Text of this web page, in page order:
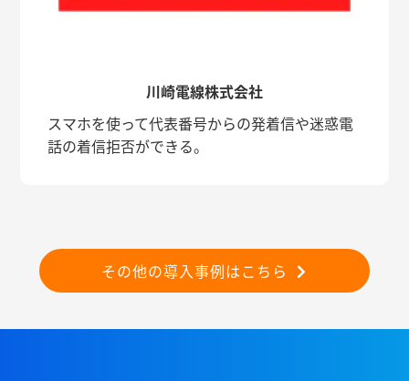
川崎電線株式会社
スマホを使って代表番号からの発着信や迷惑電
話の着信拒否ができる。
その他の導入事例はこちら